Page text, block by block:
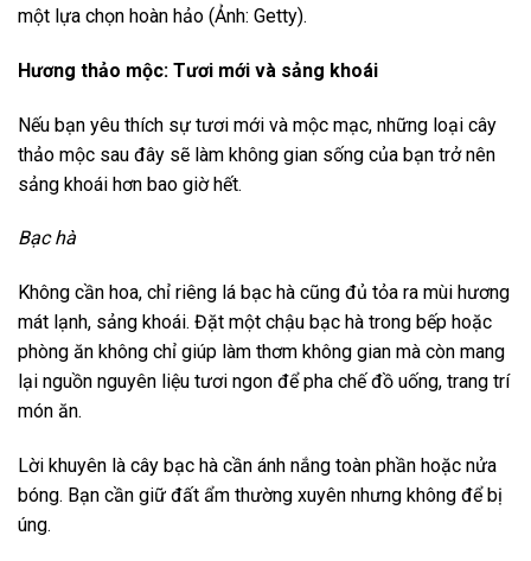
một lựa chọn hoàn hảo (Ảnh: Getty).
Hương thảo mộc: Tươi mới và sảng khoái
Nếu bạn yêu thích sự tươi mới và mộc mạc, những loại cây
thảo mộc sau đây sẽ làm không gian sống của bạn trở nên
sảng khoái hơn bao giờ hết.
Bạc hà
Không cần hoa, chỉ riêng lá bạc hà cũng đủ tỏa ra mùi hương
mát lạnh, sảng khoái. Đặt một chậu bạc hà trong bếp hoặc
phòng ăn không chỉ giúp làm thơm không gian mà còn mang
lại nguồn nguyên liệu tươi ngon để pha chế đồ uống, trang trí
món ăn.
Lời khuyên là cây bạc hà cần ánh nắng toàn phần hoặc nửa
bóng. Bạn cần giữ đất ẩm thường xuyên nhưng không để bị
úng.